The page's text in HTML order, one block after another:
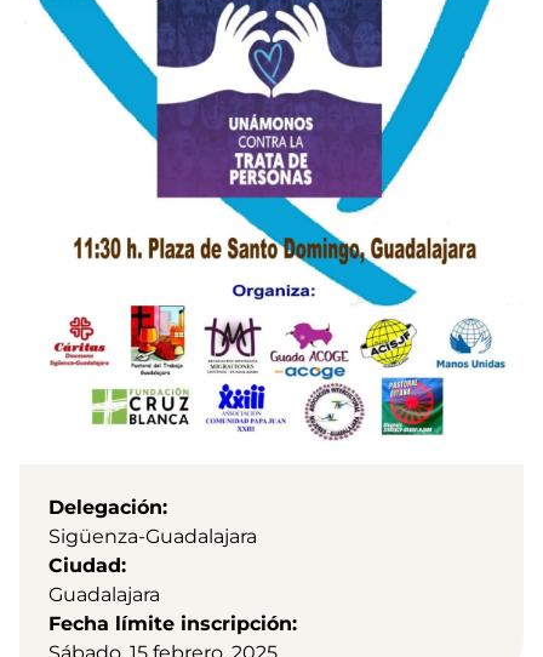
Delegación
Sigüenza-Guadalajara
Ciudad
Guadalajara
Fecha límite inscripción